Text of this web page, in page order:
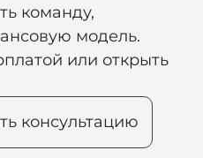
команду,
модель.
или открыть
консультацию